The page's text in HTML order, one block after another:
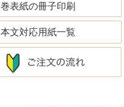
巻表紙の冊子印刷
本文対応用紙一覧